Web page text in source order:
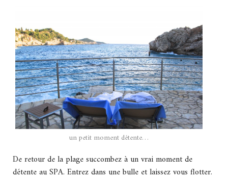
un petit moment détente…
De retour de la plage succombez à un vrai moment de
détente au SPA. Entrez dans une bulle et laissez vous flotter.